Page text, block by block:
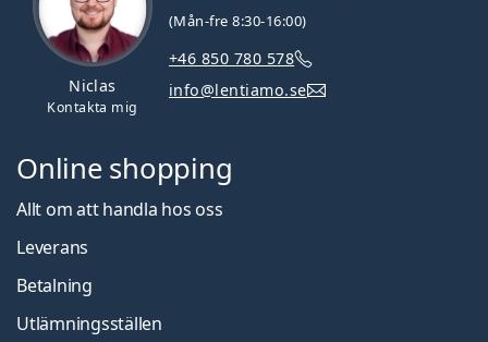
Niclas
Kontakta mig
(Mån-fre 8:30-16:00)
+46 850 780 578
info@lentiamo.se
Online shopping
Allt om att handla hos oss
Leverans
Betalning
Utlämningsställen